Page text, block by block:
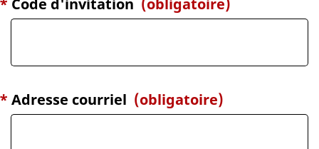
* Adresse courriel (obligatoire)